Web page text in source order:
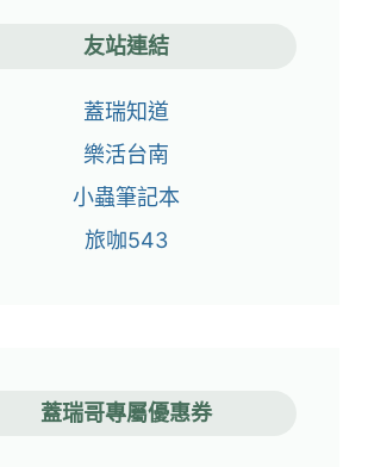
友站連結
蓋瑞知道
樂活台南
小蟲筆記本
旅咖543
蓋瑞哥專屬優惠券